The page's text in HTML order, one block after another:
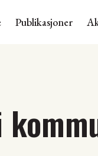
Publikasjoner